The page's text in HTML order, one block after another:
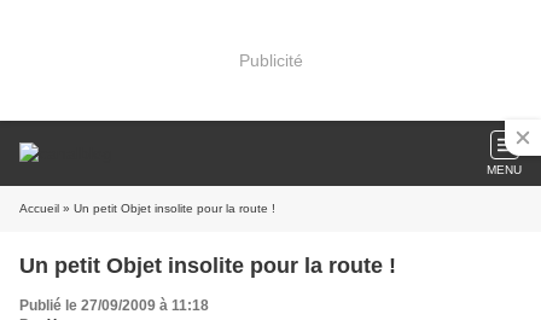
Publicité
MENU
Accueil » Un petit Objet insolite pour la route !
Un petit Objet insolite pour la route !
Publié le 27/09/2009 à 11:18